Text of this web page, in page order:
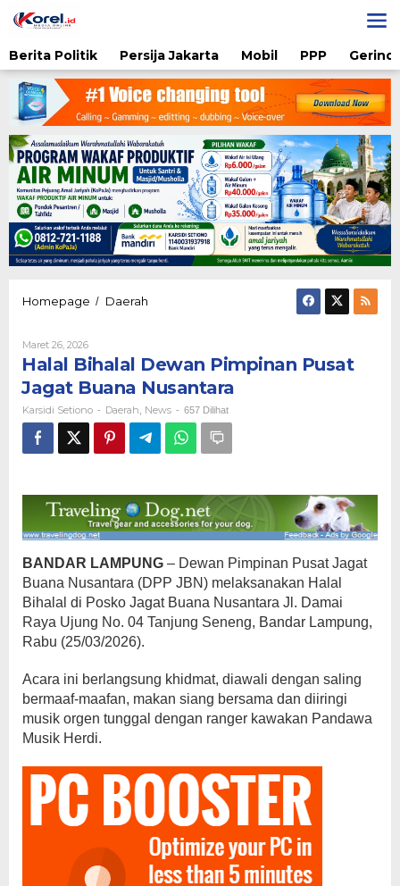
ke
Berita Politik
Persija Jakarta Mobil PPP
Homepage / Daerah
Pusat
Jagat
Buana
Nusantara
Maret 26, 2026Oleh
Karsidi
Setiono
Halal Bihalal Dewan Pimpinan Pusat
Jagat Buana Nusantara
Karsidi Setiono - Daerah News - 657 Dilihat
BANDAR LAMPUNG – Dewan Pimpinan Pusat Jagat
Buana Nusantara (DPP JBN) melaksanakan Halal
Bihalal di Posko Jagat Buana Nusantara Jl. Damai
Raya Ujung No. 04 Tanjung Seneng, Bandar Lampung,
Rabu (25/03/2026).
Acara ini berlangsung khidmat, diawali dengan saling
bermaaf-maafan, makan siang bersama dan diiringi
musik orgen tunggal dengan ranger kawakan Pandawa
Musik Herdi.